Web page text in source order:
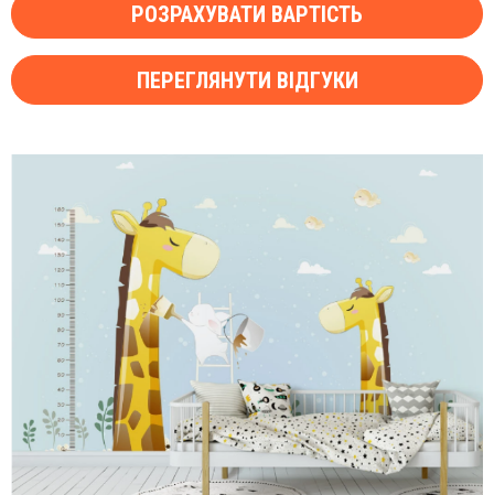
РОЗРАХУВАТИ ВАРТІСТЬ
ПЕРЕГЛЯНУТИ ВІДГУКИ